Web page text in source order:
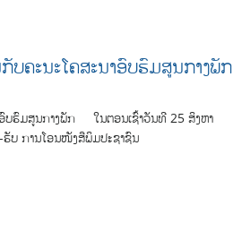
ຄະນະໂຄສະນາອົບຮົມສູນກາງພັກ
ບຮົມສູນກາງພັກ ໃນຕອນເຊົ້າວັນທີ 25 ສິງຫາ
ບ ການໂອນໜັງສືພິມປະຊາຊົນ